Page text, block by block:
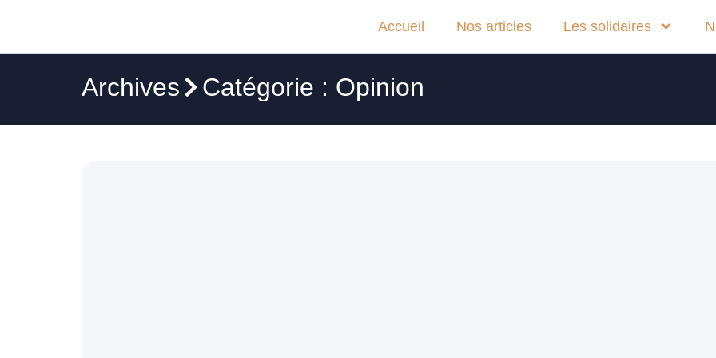
Accueil Nos articles Les solidaires
Archives Catégorie : Opinion